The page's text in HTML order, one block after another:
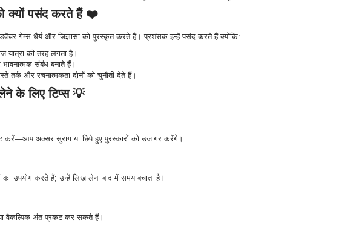
क्यों पसंद करते हैं ❤️
गेम्स धैर्य और जिज्ञासा को पुरस्कृत करते हैं। प्रशंसक इन्हें पसंद करते हैं क्योंकि:
यात्रा की तरह लगता है।
संबंध बनाते हैं।
तर्क और रचनात्मकता दोनों को चुनौती देते हैं।
के लिए टिप्स 💡
अक्सर सुराग या छिपे हुए पुरस्कारों को उजागर करेंगे।
का उपयोग करते हैं; उन्हें लिख लेना बाद में समय बचाता है।
वैकल्पिक अंत प्रकट कर सकते हैं।